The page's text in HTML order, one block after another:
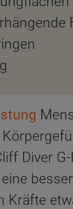
Diver
Kräfte